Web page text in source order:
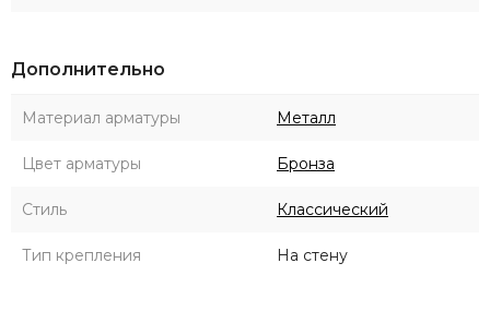
Дополнительно
Материал арматуры Металл
Цвет арматуры Бронза
Стиль Классический
Тип крепления На стену